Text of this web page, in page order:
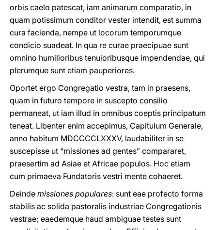
orbis caelo patescat, iam animarum comparatio, in
quam potissimum conditor vester intendit, est summa
cura facienda, nempe ut locorum temporumque
condicio suadeat. In qua re curae praecipuae sunt
omnino humilioribus tenuioribusque impendendae, qui
plerumque sunt etiam pauperiores.
Oportet ergo Congregatio vestra, tam in praesens,
quam in futuro tempore in suscepto consilio
permaneat, ut iam illud in omnibus coeptis principatum
teneat. Libenter enim accepimus, Capitulum Generale,
anno habitum MDCCCCLXXXV, laudabiliter in se
suscepisse ut “missiones ad gentes” compararet,
praesertim ad Asiae et Africae populos. Hoc etiam
cum primaeva Fundatoris vestri mente cohaeret.
Deinde missiones populares: sunt eae profecto forma
stabilis ac solida pastoralis industriae Congregationis
vestrae; eaedemque haud ambiguae testes sunt